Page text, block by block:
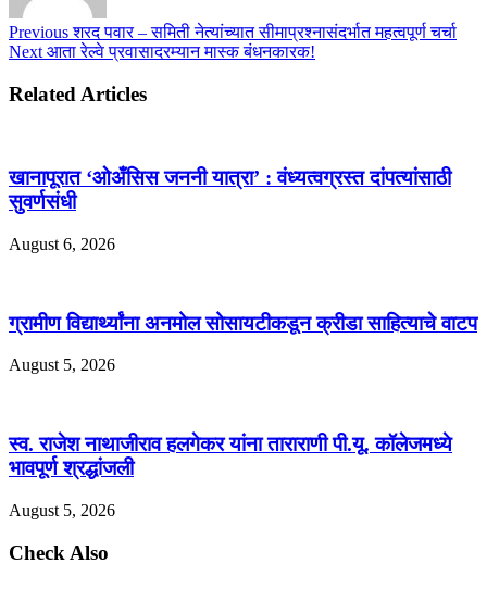
Previousशरद पवार – समिती नेत्यांच्यात सीमाप्रश्नासंदर्भात महत्वपूर्ण चर्चा
Next आता रेल्वे प्रवासादरम्यान मास्क बंधनकारक!
Related Articles
खानापूरात ‘ओअँसिस जननी यात्रा’ : वंध्यत्वग्रस्त दांपत्यांसाठी
सुवर्णसंधी
August 6, 2026
ग्रामीण विद्यार्थ्यांना अनमोल सोसायटीकडून क्रीडा साहित्याचे वाटप
August 5, 2026
स्व. राजेश नाथाजीराव हलगेकर यांना ताराराणी पी.यू. कॉलेजमध्ये
भावपूर्ण श्रद्धांजली
August 5, 2026
Check Also